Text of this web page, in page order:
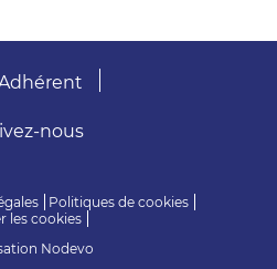
Politiques de cookies
les cookies
Nodevo
nous